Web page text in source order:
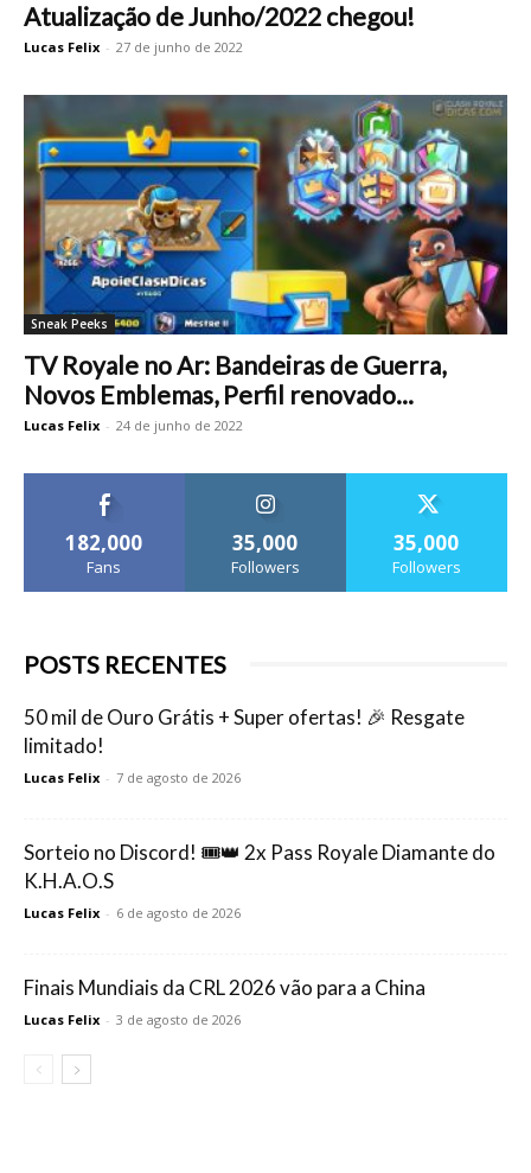
Atualização de Junho/2022 chegou!
Lucas Felix - 27 de junho de 2022
Sneak Peeks
TV Royale no Ar: Bandeiras de Guerra,
Novos Emblemas, Perfil renovado...
Lucas Felix - 24 de junho de 2022
182,000
Fans
35,000
Followers
35,000
Followers
POSTS RECENTES
50 mil de Ouro Grátis + Super ofertas! 🎉 Resgate
limitado!
Lucas Felix - 7 de agosto de 2026
Sorteio no Discord! 🎟️👑 2x Pass Royale Diamante do
K.H.A.O.S
Lucas Felix - 6 de agosto de 2026
Finais Mundiais da CRL 2026 vão para a China
Lucas Felix - 3 de agosto de 2026